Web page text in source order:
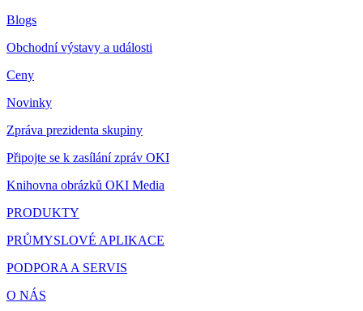
Blogs
Obchodní výstavy a události
Ceny
Novinky
Zpráva prezidenta skupiny
Připojte se k zasílání zpráv OKI
Knihovna obrázků OKI Media
PRODUKTY
PRŮMYSLOVÉ APLIKACE
PODPORA A SERVIS
O NÁS